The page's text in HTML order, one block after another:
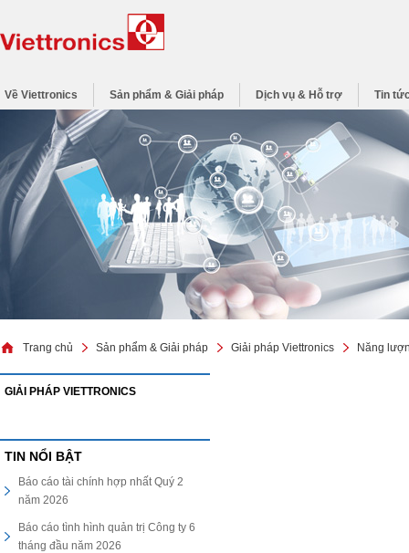
Về Viettronics Sản phẩm & Giải pháp Dịch vụ & Hỗ trợ Tin
Trang chủ Sản phẩm & Giải pháp Giải pháp Viettronics Năng
GIẢI PHÁP VIETTRONICS
TIN NỔI BẬT
Báo cáo tài chính hợp nhất Quý 2
năm 2026
Báo cáo tình hình quản trị Công ty 6
tháng đầu năm 2026